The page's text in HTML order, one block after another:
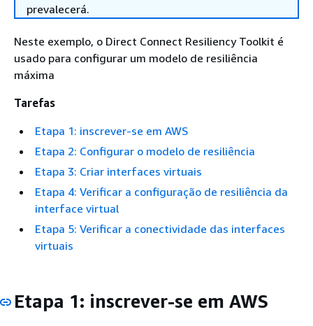
prevalecerá.
Neste exemplo, o Direct Connect Resiliency Toolkit é
usado para configurar um modelo de resiliência
máxima
Tarefas
Etapa 1: inscrever-se em AWS
Etapa 2: Configurar o modelo de resiliência
Etapa 3: Criar interfaces virtuais
Etapa 4: Verificar a configuração de resiliência da
interface virtual
Etapa 5: Verificar a conectividade das interfaces
virtuais
Etapa 1: inscrever-se em AWS